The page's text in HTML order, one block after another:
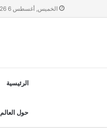
الخميس, أغسطس 6 2026
الرئيسية
حول العالم